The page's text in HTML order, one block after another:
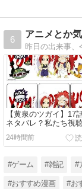
6
アニメとか
【黄泉のツガイ】17
ネタバレ？私たち視
騙された！
24時間前
#ゲーム #雑記 #
#おすすめ漫画 #お